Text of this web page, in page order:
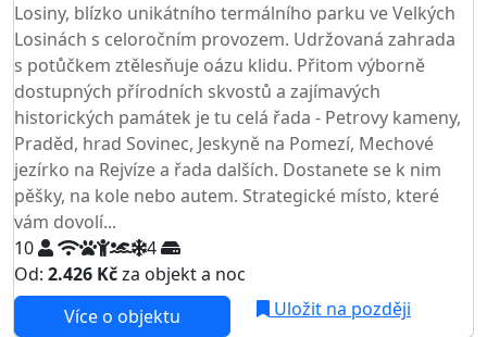
Losiny, blízko unikátního termálního parku ve Velkých
Losinách s celoročním provozem. Udržovaná zahrada
s potůčkem ztělesňuje oázu klidu. Přitom výborně
dostupných přírodních skvostů a zajímavých
historických památek je tu celá řada - Petrovy kameny,
Praděd, hrad Sovinec, Jeskyně na Pomezí, Mechové
jezírko na Rejvíze a řada dalších. Dostanete se k nim
pěšky, na kole nebo autem. Strategické místo, které
vám dovolí...
10
4
Od: 2.426 Kčza objekt a noc
Více o objektu
Uložit na později